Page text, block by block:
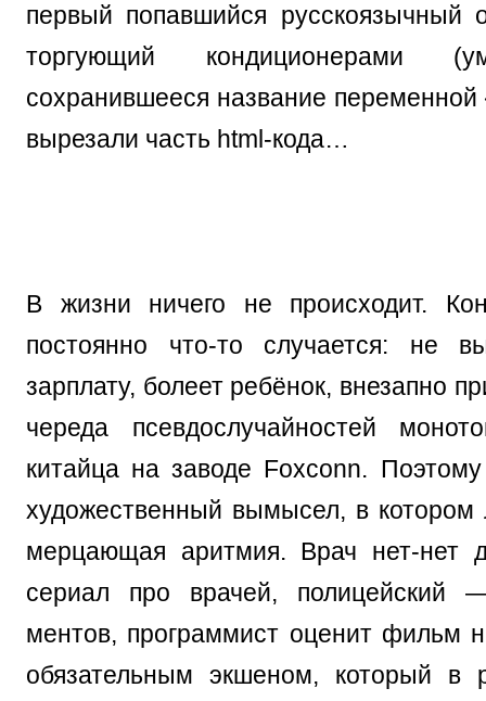
первый попавшийся русскоязычный
торгующий кондиционерами
сохранившееся название
вырезали часть html-кода…
В жизни ничего не происходит.
постоянно что-то случается: не
зарплату, болеет ребёнок, внезапно
череда псевдослучайностей
китайца на заводе Foxconn.
художественный вымысел, в
мерцающая аритмия. Врач нет-нет
сериал про врачей, полицейский
ментов, программист оценит фильм
обязательным экшеном, который в